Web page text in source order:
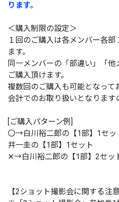
ります。
＜購入制限の設定＞
１回のご購入は各メンバー各
ます。
同一メンバーの「部違い」「
ご購入頂けます。
複数回のご購入も可能となって
会計でのお取り扱いとなります
[ご購入パターン例]
〇→白川裕二郎の【1部】1セッ
井一圭の【1部】1セット
✕→白川裕二郎の【1部】2セッ
【2ショット撮影会に関する注意